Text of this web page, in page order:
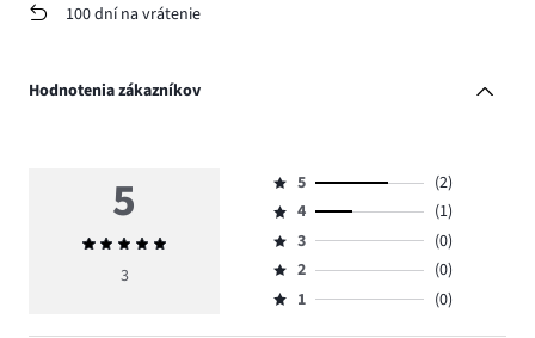
100 dní na vrátenie
Hodnotenia zákazníkov
5
Priemerné
hodnotenie
3
Hodnotenie
5,
počet
hlasov
2.
5
(2)
Hodnotenie
4,
počet
hlasov
4
(1)
Hodnotenie
3,
počet
3
(0)
Hodnotenie
2,
2
(0)
Hodnotenie
1 (0)